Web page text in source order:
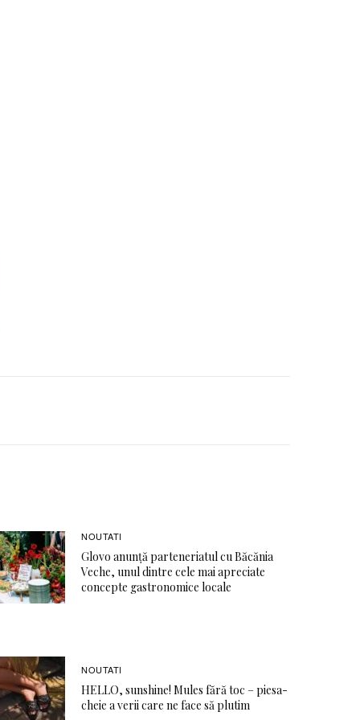
NOUTATI
Glovo anunță parteneriatul cu Băcănia
Veche, unul dintre cele mai apreciate
concepte gastronomice locale
NOUTATI
HELLO, sunshine! Mules fără toc – piesa-
cheie a verii care ne face să plutim